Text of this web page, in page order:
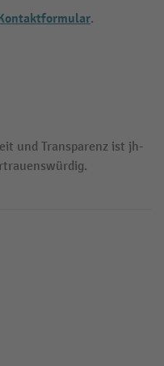
.
und Transparenz ist jh-